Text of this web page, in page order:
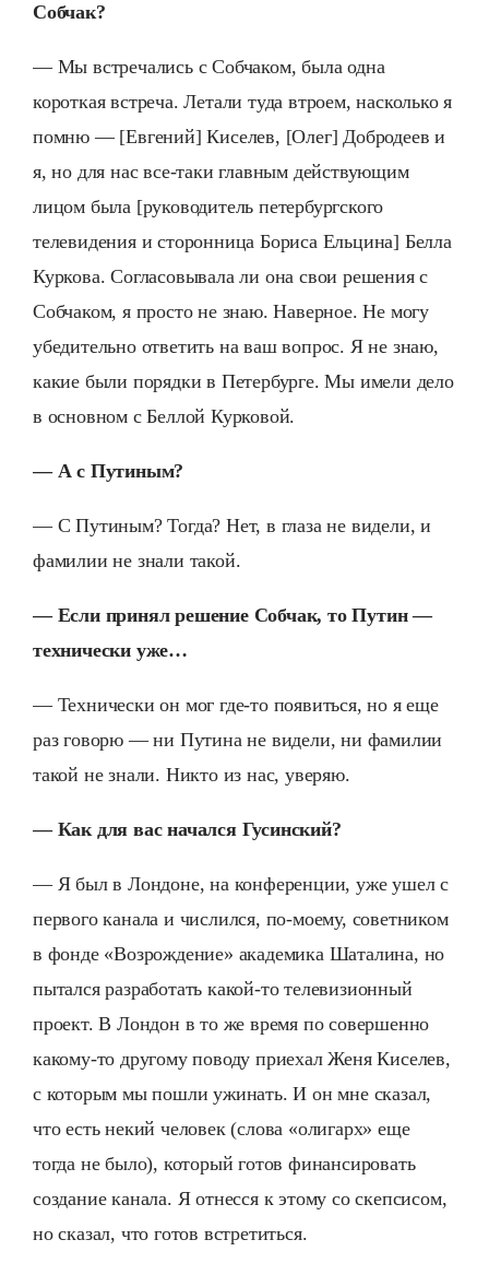
Собчак?
— Мы встречались с Собчаком, была одна
короткая встреча. Летали туда втроем, насколько я
помню — [Евгений] Киселев, [Олег] Добродеев и
я, но для нас все-таки главным действующим
лицом была [руководитель петербургского
телевидения и сторонница Бориса Ельцина] Белла
Куркова. Согласовывала ли она свои решения с
Собчаком, я просто не знаю. Наверное. Не могу
убедительно ответить на ваш вопрос. Я не знаю,
какие были порядки в Петербурге. Мы имели дело
в основном с Беллой Курковой.
— А с Путиным?
— С Путиным? Тогда? Нет, в глаза не видели, и
фамилии не знали такой.
— Если принял решение Собчак, то Путин —
технически уже…
— Технически он мог где-то появиться, но я еще
раз говорю — ни Путина не видели, ни фамилии
такой не знали. Никто из нас, уверяю.
— Как для вас начался Гусинский?
— Я был в Лондоне, на конференции, уже ушел с
первого канала и числился, по-моему, советником
в фонде «Возрождение» академика Шаталина, но
пытался разработать какой-то телевизионный
проект. В Лондон в то же время по совершенно
какому-то другому поводу приехал Женя Киселев,
с которым мы пошли ужинать. И он мне сказал,
что есть некий человек (слова «олигарх» еще
тогда не было), который готов финансировать
создание канала. Я отнесся к этому со скепсисом,
но сказал, что готов встретиться.